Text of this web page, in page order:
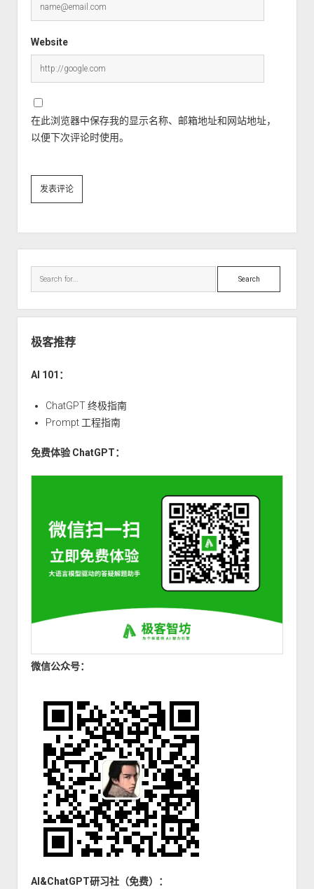
Website
在此浏览器中保存我的显示名称、邮箱地址和网站地址，
以便下次评论时使用。
Search
极客推荐
AI 101：
ChatGPT 终极指南
Prompt 工程指南
免费体验 ChatGPT：
微信公众号：
AI&ChatGPT研习社（免费）：